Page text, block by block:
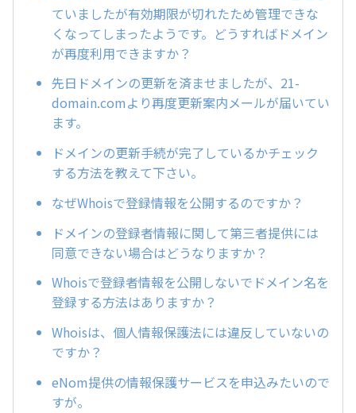
ていましたが有効期限が切れたため管理できな
くなってしまったようです。どうすればドメイン
が再度利用できますか？
先日ドメインの更新を済ませましたが、21-
domain.comより再度更新案内メールが届いてい
ます。
ドメインの更新手続が完了しているかチェック
する方法を教えて下さい。
なぜWhoisで登録情報を公開するのですか？
ドメインの登録者情報に関して第三者提供には
同意できない場合はどうなりますか？
Whoisで登録者情報を公開しないでドメイン名を
登録する方法はありますか？
Whoisは、個人情報保護法には違反していないの
ですか？
eNom提供の情報保護サービスを申込みたいので
すが。